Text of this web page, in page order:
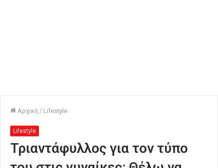
Αρχική / Lifestyle
Lifestyle
Τριαντάφυλλος για τον τύπο